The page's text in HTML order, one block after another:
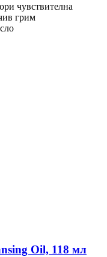
чувствителна
грим
Oil, 118 мл